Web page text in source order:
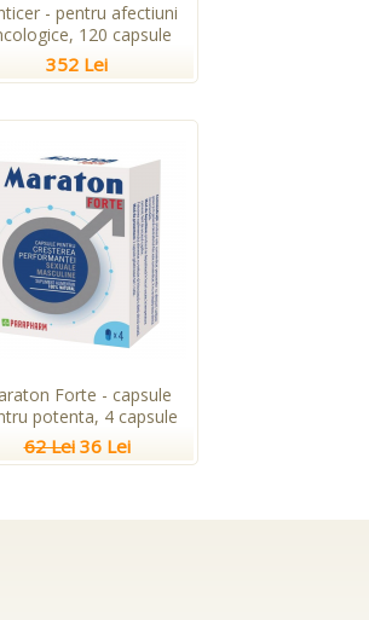
- pentru afectiuni
120 capsule
352 Lei
Forte - capsule
potenta, 4 capsule
62 Lei 36 Lei